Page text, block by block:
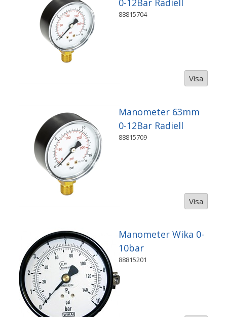
0-12Bar Radiell
88815704
Visa
Manometer 63mm
0-12Bar Radiell
88815709
Visa
Manometer Wika 0-
10bar
88815201